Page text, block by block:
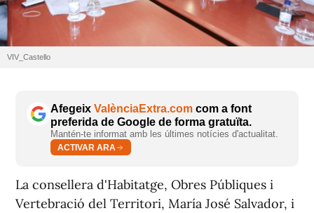
VIV_Castello
Afegeix ValènciaExtra.com com a font
preferida de Google de forma gratuïta.
Mantén-te informat amb les últimes notícies d'actualitat.
ACTIVAR ARA
La consellera d'Habitatge, Obres Públiques i
Vertebració del Territori, María José Salvador, i